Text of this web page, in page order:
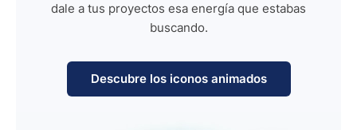
dale a tus proyectos esa energía que estabas
buscando.
Descubre los iconos animados